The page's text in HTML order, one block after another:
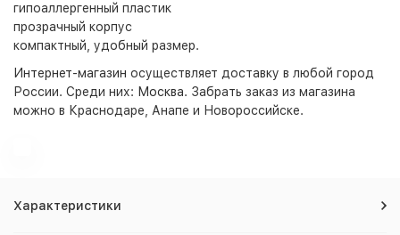
гипоаллергенный пластик
прозрачный корпус
компактный, удобный размер.
Интернет-магазин осуществляет доставку в любой город
России. Среди них: Москва. Забрать заказ из магазина
можно в Краснодаре, Анапе и Новороссийске.
Характеристики